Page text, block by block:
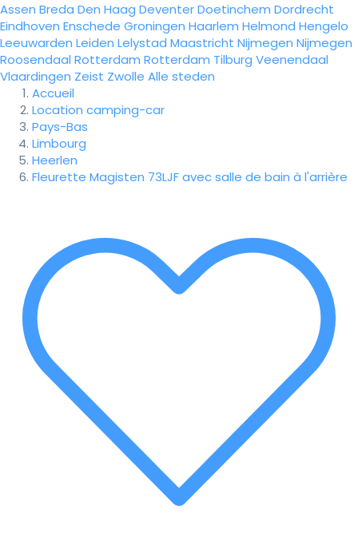
Assen Breda Den Haag DeventerDoetinchem Dordrecht
Eindhoven Enschede Groningen Haarlem Helmond Hengelo
Leeuwarden Leiden Lelystad Maastricht Nijmegen Nijmegen
Roosendaal Rotterdam Rotterdam Tilburg Veenendaal
Vlaardingen Zeist Zwolle Alle steden
Accueil
Location camping-car
Pays-Bas
Limbourg
Heerlen
Fleurette Magisten 73LJF avec salle de bain à l'arrière